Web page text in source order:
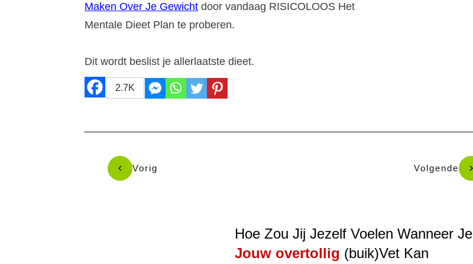
Maken Over Je Gewicht door vandaag RISICOLOOS Het
Mentale Dieet Plan te proberen.
Dit wordt beslist je allerlaatste dieet.
2.7K
Vorig Volgende
Hoe Zou Jij Jezelf Voelen Wanneer Je
Jouw overtollig (buik)Vet Kan